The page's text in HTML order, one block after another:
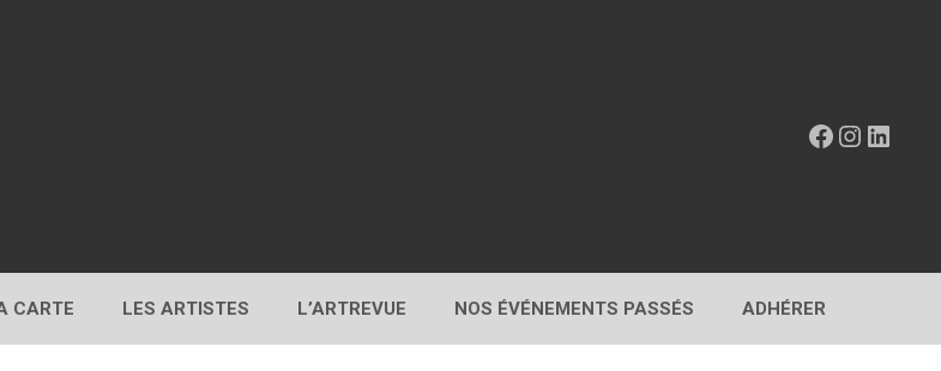
Facebook
CARTE LES ARTISTES L’ARTREVUE NOS ÉVÉNEMENTS PASSÉS ADHÉRER